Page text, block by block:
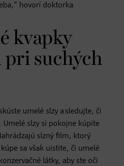
hovorí doktorka
kvapky
pri suchých
umelé slzy a sledujte, či
slzy si pokojne kúpite
slzný film, ktorý
sa však uistite, či umelé
látky, aby ste oči